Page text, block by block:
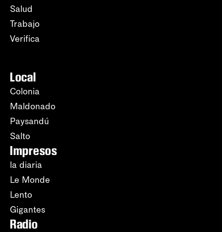
Salud
Trabajo
Verifica
Local
Colonia
Maldonado
Paysandú
Salto
Impresos
la diaria
Le Monde
Lento
Gigantes
Radio